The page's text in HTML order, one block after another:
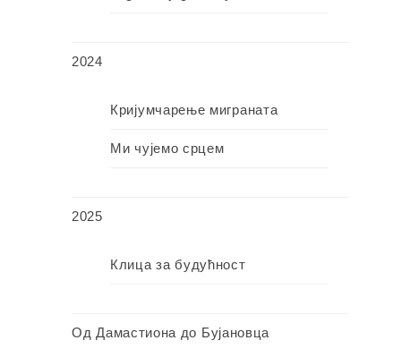
2024
Кријумчарење миграната
Ми чујемо срцем
2025
Клица за будућност
Од Дамастиона до Бујановца